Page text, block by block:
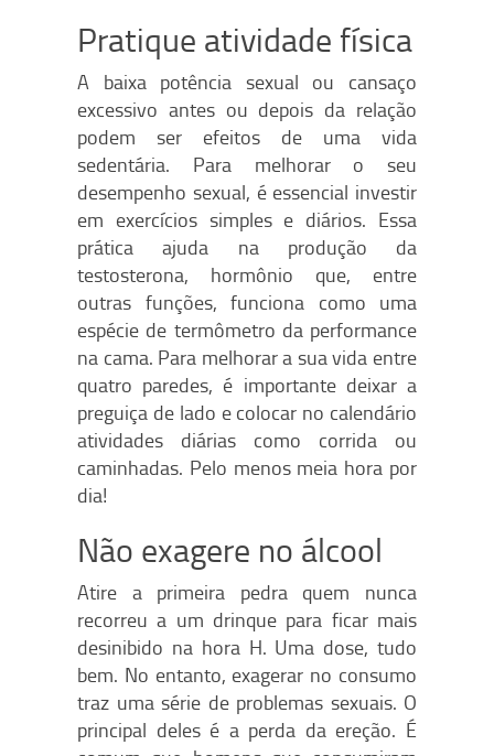
Pratique atividade física
A baixa potência sexual ou cansaço
excessivo antes ou depois da relação
podem ser efeitos de uma vida
sedentária. Para melhorar o seu
desempenho sexual, é essencial investir
em exercícios simples e diários. Essa
prática ajuda na produção da
testosterona, hormônio que, entre
outras funções, funciona como uma
espécie de termômetro da performance
na cama. Para melhorar a sua vida entre
quatro paredes, é importante deixar a
preguiça de lado e colocar no calendário
atividades diárias como corrida ou
caminhadas. Pelo menos meia hora por
dia!
Não exagere no álcool
Atire a primeira pedra quem nunca
recorreu a um drinque para ficar mais
desinibido na hora H. Uma dose, tudo
bem. No entanto, exagerar no consumo
traz uma série de problemas sexuais. O
principal deles é a perda da ereção. É